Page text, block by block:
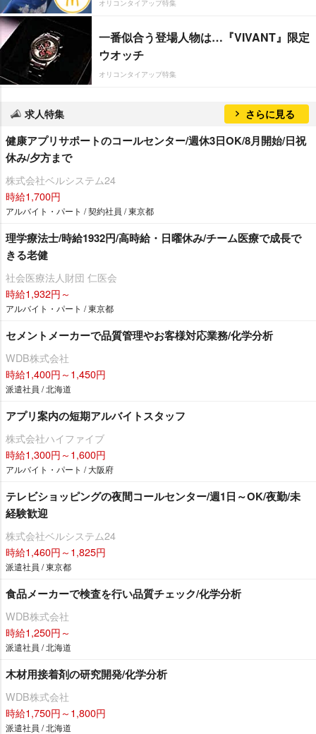
オリコンタイアップ特集
一番似合う登場人物は…『VIVANT』限定
ウオッチ
オリコンタイアップ特集
求人特集 さらに見る
健康アプリサポートのコールセンター/週休3日OK/8月開始/日祝
休み/夕方まで
株式会社ベルシステム24
時給1,700円
アルバイト・パート / 契約社員 / 東京都
理学療法士/時給1932円/高時給・日曜休み/チーム医療で成長で
きる老健
社会医療法人財団 仁医会
時給1,932円～
アルバイト・パート / 東京都
セメントメーカーで品質管理やお客様対応業務/化学分析
WDB株式会社
時給1,400円～1,450円
派遣社員 / 北海道
アプリ案内の短期アルバイトスタッフ
株式会社ハイファイブ
時給1,300円～1,600円
アルバイト・パート / 大阪府
テレビショッピングの夜間コールセンター/週1日～OK/夜勤/未
経験歓迎
株式会社ベルシステム24
時給1,460円～1,825円
派遣社員 / 東京都
食品メーカーで検査を行い品質チェック/化学分析
WDB株式会社
時給1,250円～
派遣社員 / 北海道
木材用接着剤の研究開発/化学分析
WDB株式会社
時給1,750円～1,800円
派遣社員 / 北海道